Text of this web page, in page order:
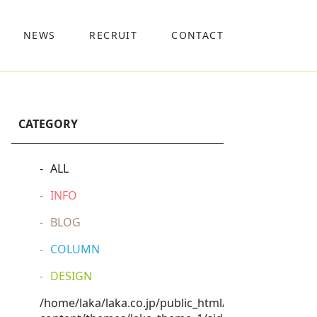
NEWS RECRUIT CONTACT
CATEGORY
ALL
INFO
BLOG
COLUMN
DESIGN
/home/laka/laka.co.jp/public_html/wp-